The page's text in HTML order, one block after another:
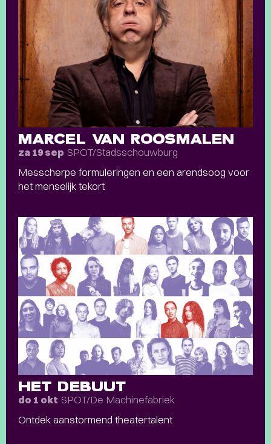
MARCEL VAN ROOSMALEN
za 19 sep SPOT/Stadsschouwburg
Messcherpe formuleringen en een arendsoog voor
het menselijk tekort
HET DEBUUT
do 1 okt SPOT/De Machinefabriek
Ontdek aanstormend theatertalent